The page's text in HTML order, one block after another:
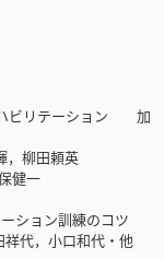
ハビリテーション 加
柳田頼英
健一
ション訓練のコツ
代，小口和代・他